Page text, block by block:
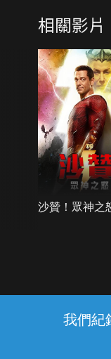
我們紀
相關影片
沙贊！眾神之